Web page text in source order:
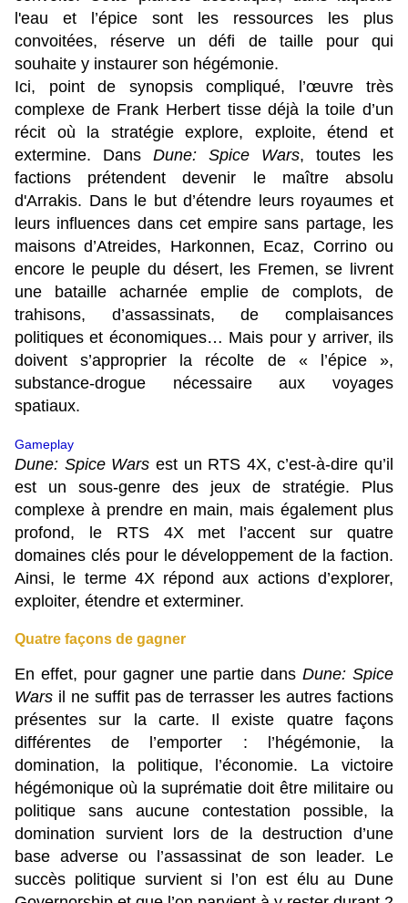
l'eau et l’épice sont les ressources les plus
convoitées, réserve un défi de taille pour qui
souhaite y instaurer son hégémonie.
Ici, point de synopsis compliqué, l’œuvre très
complexe de Frank Herbert tisse déjà la toile d’un
récit où la stratégie explore, exploite, étend et
extermine. Dans Dune: Spice Wars, toutes les
factions prétendent devenir le maître absolu
d'Arrakis. Dans le but d’étendre leurs royaumes et
leurs influences dans cet empire sans partage, les
maisons d’Atreides, Harkonnen, Ecaz, Corrino ou
encore le peuple du désert, les Fremen, se livrent
une bataille acharnée emplie de complots, de
trahisons, d’assassinats, de complaisances
politiques et économiques… Mais pour y arriver, ils
doivent s’approprier la récolte de « l’épice »,
substance-drogue nécessaire aux voyages
spatiaux.
Gameplay
Dune: Spice Wars est un RTS 4X, c’est-à-dire qu’il
est un sous-genre des jeux de stratégie. Plus
complexe à prendre en main, mais également plus
profond, le RTS 4X met l’accent sur quatre
domaines clés pour le développement de la faction.
Ainsi, le terme 4X répond aux actions d’explorer,
exploiter, étendre et exterminer.
Quatre façons de gagner
En effet, pour gagner une partie dansDune: Spice
Wars il ne suffit pas de terrasser les autres factions
présentes sur la carte. Il existe quatre façons
différentes de l’emporter : l’hégémonie, la
domination, la politique, l’économie. La victoire
hégémonique où la suprématie doit être militaire ou
politique sans aucune contestation possible, la
domination survient lors de la destruction d’une
base adverse ou l’assassinat de son leader. Le
succès politique survient si l’on est élu au Dune